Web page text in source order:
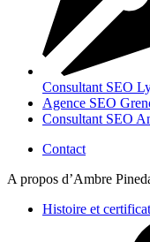
Consultant SEO
Agence SEO
Consultant SEO
Contact
A propos d’Ambre
Histoire et